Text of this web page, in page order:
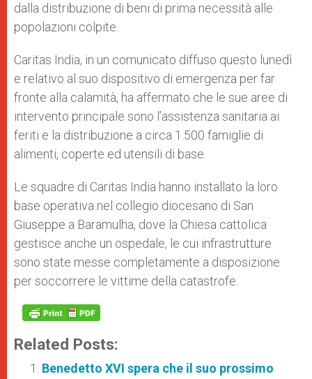
dalla distribuzione di beni di prima necessità alle
popolazioni colpite.
Caritas India, in un comunicato diffuso questo lunedì
e relativo al suo dispositivo di emergenza per far
fronte alla calamità, ha affermato che le sue aree di
intervento principale sono l’assistenza sanitaria ai
feriti e la distribuzione a circa 1.500 famiglie di
alimenti, coperte ed utensili di base.
Le squadre di Caritas India hanno installato la loro
base operativa nel collegio diocesano di San
Giuseppe a Baramulha, dove la Chiesa cattolica
gestisce anche un ospedale, le cui infrastrutture
sono state messe completamente a disposizione
per soccorrere le vittime della catastrofe.
Related Posts:
Benedetto XVI spera che il suo prossimo